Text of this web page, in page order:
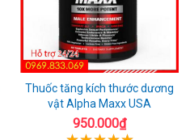
Thuốc tăng kích thước dương
vật Alpha Maxx USA
950.000₫